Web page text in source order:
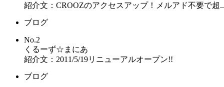
紹介文：CROOZのアクセスアップ！メルアド不要で超
ブログ
No.2
くるーず☆まにあ
紹介文：2011/5/19リニューアルオープン!!
ブログ